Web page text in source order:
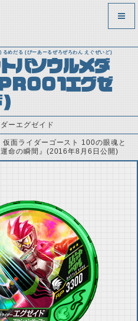
るめだる (ぴーあーるぜろぜろわん えぐぜいど)
バソウルメダ
エグゼ
)
ーエグゼイド
仮面ライダーゴースト 100の眼魂と
命の瞬間』(2016年8月6日公開)